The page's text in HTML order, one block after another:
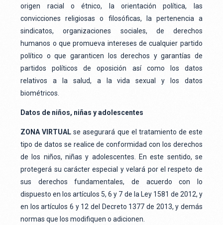
origen racial o étnico, la orientación política, las
convicciones religiosas o filosóficas, la pertenencia a
sindicatos, organizaciones sociales, de derechos
humanos o que promueva intereses de cualquier partido
político o que garanticen los derechos y garantías de
partidos políticos de oposición así como los datos
relativos a la salud, a la vida sexual y los datos
biométricos.
Datos de niños, niñas y adolescentes
ZONA VIRTUAL se asegurará que el tratamiento de este
tipo de datos se realice de conformidad con los derechos
de los niños, niñas y adolescentes. En este sentido, se
protegerá su carácter especial y velará por el respeto de
sus derechos fundamentales, de acuerdo con lo
dispuesto en los artículos 5, 6 y 7 de la Ley 1581 de 2012, y
en los artículos 6 y 12 del Decreto 1377 de 2013, y demás
normas que los modifiquen o adicionen.